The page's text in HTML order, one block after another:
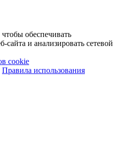
обеспечивать
и анализировать сетевой
cookie
Правила использования